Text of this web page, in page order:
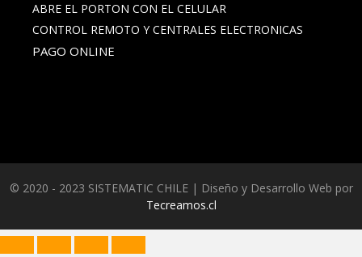
ABRE EL PORTON CON EL CELULAR
CONTROL REMOTO Y CENTRALES ELECTRONICAS
PAGO ONLINE
© 2020 - 2023 SISTEMATIC CHILE | Diseño y Desarrollo Web por
Tecreamos.cl